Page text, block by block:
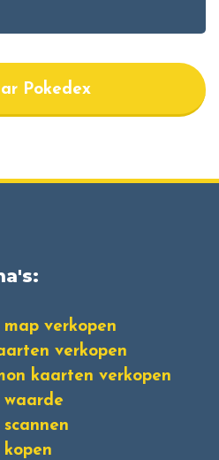
Pokedex
verkopen
verkopen
kaarten verkopen
waarde